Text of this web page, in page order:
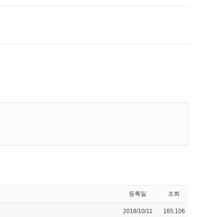
등록일 조회
2018/10/11 165,106